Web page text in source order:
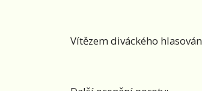
Vítězem diváckého